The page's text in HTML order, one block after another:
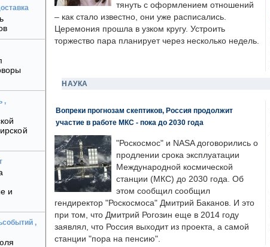
,
и
,
тянуть с оформлением отношений
– как стало известно, они уже расписались.
Церемония прошла в узком кругу. Устроить
торжество пара планирует через несколько недель.
НАУКА
Вопреки прогнозам скептиков, Россия продолжит
участие в работе МКС - пока до 2030 года
"Роскосмос" и NASA договорились о
продлении срока эксплуатации
Международной космической
станции (МКС) до 2030 года. Об
этом сообщил сообщил
гендиректор "Роскосмоса" Дмитрий Баканов. И это
при том, что Дмитрий Рогозин еще в 2014 году
заявлял, что Россия выходит из проекта, а самой
станции "пора на пенсию".